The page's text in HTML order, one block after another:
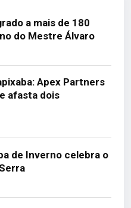
a mais de 180
do Mestre Álvaro
Apex Partners
afasta dois
de Inverno celebra o